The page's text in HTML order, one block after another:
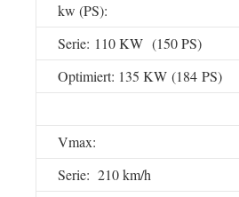
kw (PS):
Serie: 110 KW (150 PS)
Optimiert: 135 KW (184 PS)
Vmax:
Serie: 210 km/h